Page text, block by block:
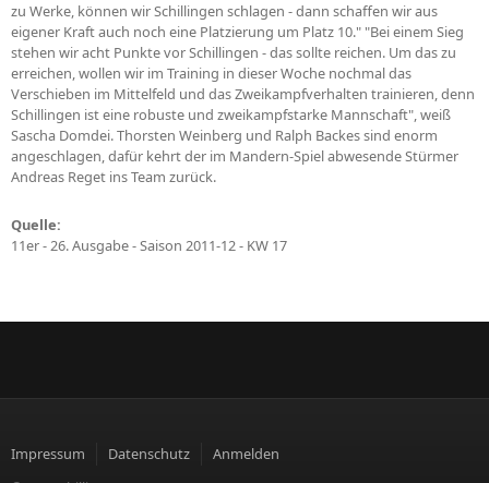
zu Werke, können wir Schillingen schlagen - dann schaffen wir aus
eigener Kraft auch noch eine Platzierung um Platz 10." "Bei einem Sieg
stehen wir acht Punkte vor Schillingen - das sollte reichen. Um das zu
erreichen, wollen wir im Training in dieser Woche nochmal das
Verschieben im Mittelfeld und das Zweikampfverhalten trainieren, denn
Schillingen ist eine robuste und zweikampfstarke Mannschaft", weiß
Sascha Domdei. Thorsten Weinberg und Ralph Backes sind enorm
angeschlagen, dafür kehrt der im Mandern-Spiel abwesende Stürmer
Andreas Reget ins Team zurück.
Quelle:
11er - 26. Ausgabe - Saison 2011-12 - KW 17
Impressum Datenschutz
Anmelden